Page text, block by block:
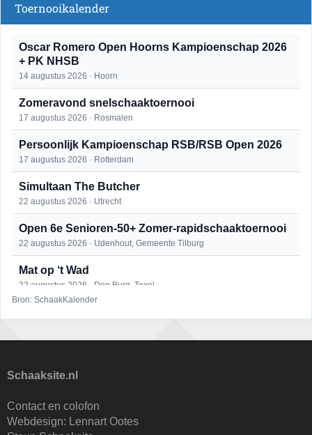
Toernooikalender
Oscar Romero Open Hoorns Kampioenschap 2026
+ PK NHSB
14 augustus 2026 · Hoorn
Zomeravond snelschaaktoernooi
17 augustus 2026 · Rosmalen
Persoonlijk Kampioenschap RSB/RSB Open 2026
17 augustus 2026 · Rotterdam
Simultaan The Butcher
22 augustus 2026 · Utrecht
Open 6e Senioren-50+ Zomer-rapidschaaktoernooi
22 augustus 2026 · Udenhout, Gemeente Tilburg
Mat op ‘t Wad
22 augustus 2026 · Den Burg, Texel
25 augustus 2026 · Bunschoten-Spakenburg
27 augustus 2026 · Delft
Bron: SchaakKalender
Schaaksite.nl
Contact en colofon
Webdesign: Lennart Ootes